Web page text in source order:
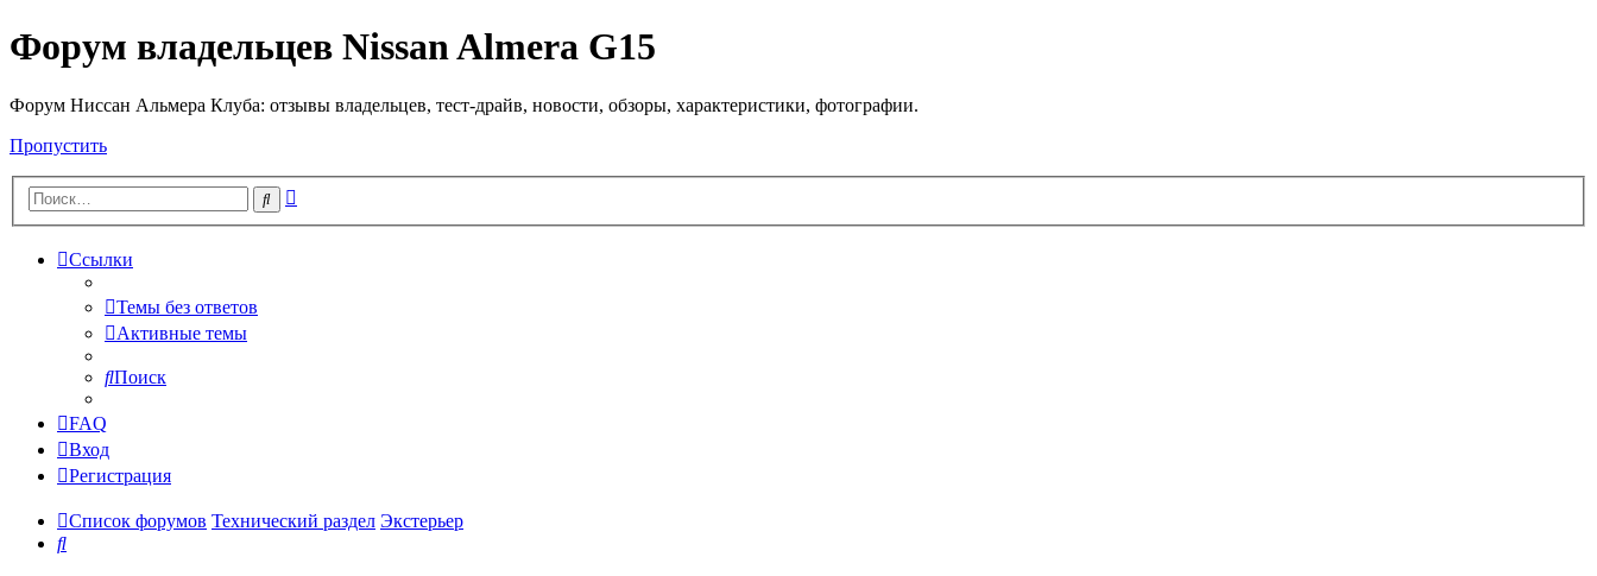
Форум владельцев Nissan Almera G15
Форум Ниссан Альмера Клуба: отзывы владельцев, тест-драйв, новости, обзоры, характеристики, фотографии.
Пропустить
Поиск
Ссылки
Темы без ответов
Активные темы
Поиск
FAQ
Вход
Регистрация
Список форумов Технический раздел Экстерьер
Поиск